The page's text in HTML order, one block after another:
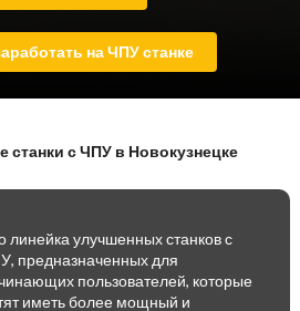
на ЧПУ станке
станки с ЧПУ в Новокузнецке
линейка улучшенных станков с
предназначенных для
пользователей, которые
иметь более мощный и